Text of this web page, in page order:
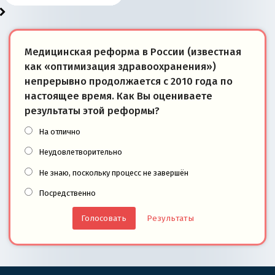
Медицинская реформа в России (известная
как «оптимизация здравоохранения»)
непрерывно продолжается с 2010 года по
настоящее время. Как Вы оцениваете
результаты этой реформы?
На отлично
Неудовлетворительно
Не знаю, поскольку процесс не завершён
Посредственно
Результаты